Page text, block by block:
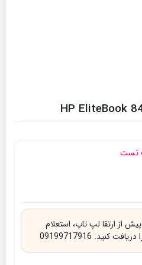
از ارتقا لپ تاپ، استعلام
09199717916